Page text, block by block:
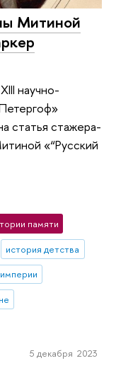
Митиной
научно-
статья стажера-
«“Русский
памяти
история детства
5 декабря 2023